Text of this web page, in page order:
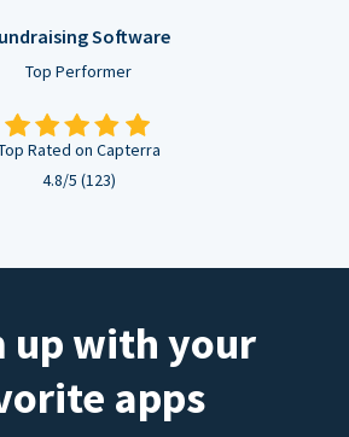
Software
Top Performer
Rated on Capterra
4.8/5 (123)
up with your
apps